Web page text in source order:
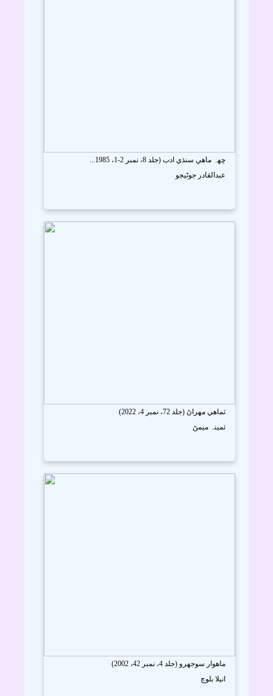
ڇھہ ماھي سنڌي ادب (جلد 8، نمبر 2-1، 1985...
عبدالقادر جوڻيجو
ٽماھي مھراڻ (جلد 72، نمبر 4، 2022)
ثمينہ ميمڻ
ماھوار سوجهرو (جلد 4، نمبر 42، 2002)
انيلا بلوچ